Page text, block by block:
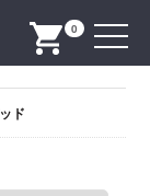
0 Menu
ド